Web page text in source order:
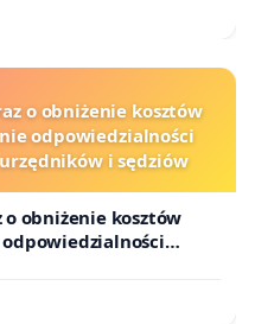
o obniżenie kosztów
odpowiedzialności
i sędziów
o obniżenie kosztów
i sędziów